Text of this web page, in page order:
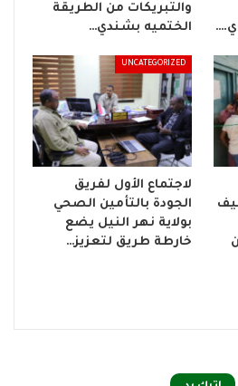
والتبريكات من الطريقة
الختميه بشندي…
UNCATEGORIZED
لاجتماع الأول لفريق
الجودة بالتأمين الصحي
بولاية نهر النيل يضع
خارطة طريق لتعزيز…